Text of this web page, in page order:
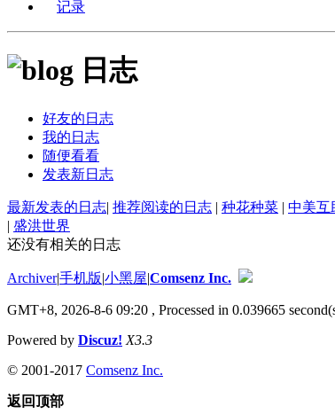
记录
日志
好友的日志
我的日志
随便看看
发表新日志
最新发表的日志| 推荐阅读的日志 | 种花种菜 | 中美互
| 盛洪世界
还没有相关的日志
Archiver|手机版|小黑屋|Comsenz Inc.
GMT+8, 2026-8-6 09:20 , Processed in 0.039665
Powered by Discuz! X3.3
© 2001-2017 Comsenz Inc.
返回顶部